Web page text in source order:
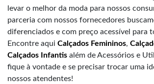
levar o melhor da moda para nossos
parceria com nossos fornecedores
diferenciados e com preço acessível para
Encontre aqui Calçados Femininos,
Calçados Infantis além de Acessórios e
fique à vontade e se precisar trocar uma
nossos atendentes!